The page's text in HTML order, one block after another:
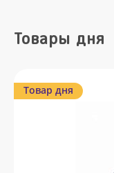
Товары дня
Товар дня